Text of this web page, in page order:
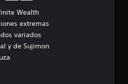
Wealth
extremas
variados
y de Sujimon